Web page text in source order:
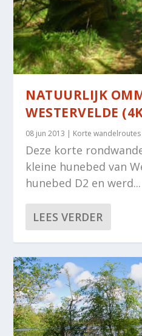
NATUURLIJK
WESTERVELDE
08 jun 2013 | Korte wandelroutes
Deze korte
kleine hunebed van
hunebed D2 en werd...
LEES VERDER